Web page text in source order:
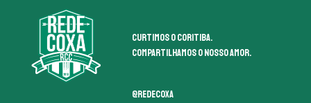
Curtimos o coritiba.
Compartilhamos o nosso amor.
@redecoxa